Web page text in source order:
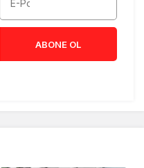
ABONE OL